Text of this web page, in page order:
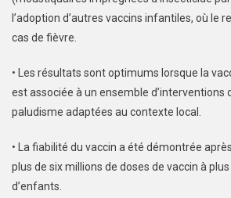
l’adoption d’autres vaccins infantiles, où le
cas de fièvre.
• Les résultats sont optimums lorsque la
est associée à un ensemble d’interventions
paludisme adaptées au contexte local.
• La fiabilité du vaccin a été démontrée
plus de six millions de doses de vaccin à
d’enfants.